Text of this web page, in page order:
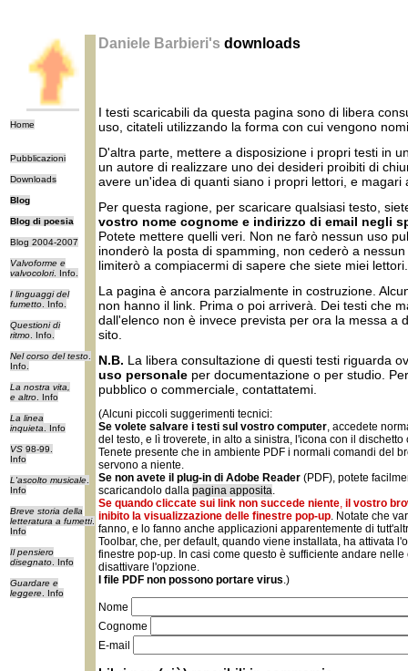
Home
Pubblicazioni
Downloads
Blog
Blog di poesia
Blog 2004-2007
Valvoforme e
valvocolori. Info.
I linguaggi del
fumetto . Info.
Questioni di
ritmo . Info.
Nel corso del testo
Info.
La nostra vita,
e altro . Info
La linea
inquieta . Info
VS 98-99.
Info
L'ascolto musicale
Info
Breve storia della
letteratura a fumetti.
Info
Il pensiero
disegnato . Info
Guardare e
leggere . Info
Daniele Barbieri's downloads
I testi scaricabili da questa pagina sono di libera
uso, citateli utilizzando la forma con cui vengono
D'altra parte, mettere a disposizione i propri testi in
un autore di realizzare uno dei desideri proibiti di
avere un'idea di quanti siano i propri lettori, e magari
Per questa ragione, per scaricare qualsiasi testo,
vostro nome cognome e indirizzo di email negli
Potete mettere quelli veri. Non ne farò nessun uso
inonderò la posta di spamming, non cederò a
limiterò a compiacermi di sapere che siete miei lettori.
La pagina è ancora parzialmente in costruzione.
non hanno il link. Prima o poi arriverà. Dei testi che
dall'elenco non è invece prevista per ora la messa a
sito.
N.B. La libera consultazione di questi testi riguarda
uso personale per documentazione o per studio.
pubblico o commerciale, contattatemi.
(Alcuni piccoli suggerimenti tecnici:
Se volete salvare i testi sul vostro computer, accedete
del testo, e lì troverete, in alto a sinistra, l'icona con il
Tenete presente che in ambiente PDF i normali comandi del
servono a niente.
Se non avete il plug-in di Adobe Reader (PDF), potete
scaricandolo dalla pagina apposita.
Se quando cliccate sui link non succede niente, il vostro
inibito la visualizzazione delle finestre pop-up. Notate che
fanno, e lo fanno anche applicazioni apparentemente di
Toolbar, che, per default, quando viene installata, ha attivata
finestre pop-up. In casi come questo è sufficiente andare
disattivare l'opzione.
I file PDF non possono portare virus.)
Nome
Cognome
E-mail